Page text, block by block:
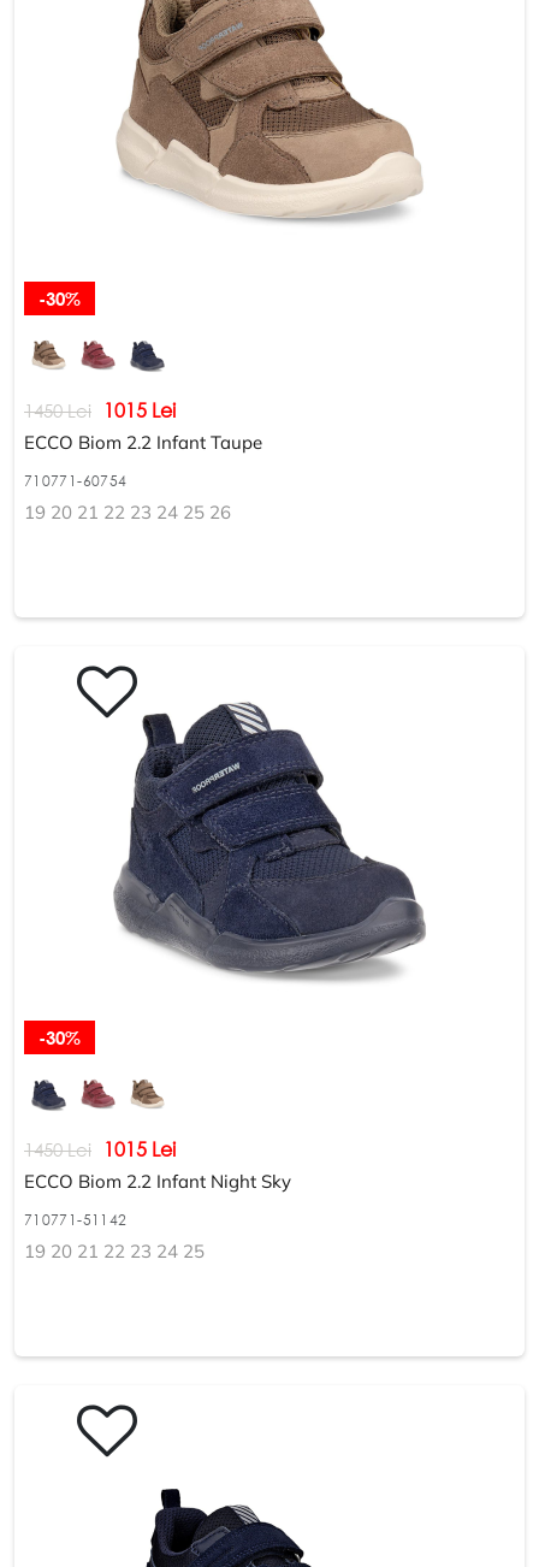
-30%
1450 Lei 1015 Lei
ECCO Biom 2.2 Infant Taupe
710771-60754
19 20 21 22 23 24 25 26
-30%
1450 Lei 1015 Lei
ECCO Biom 2.2 Infant Night Sky
710771-51142
19 20 21 22 23 24 25